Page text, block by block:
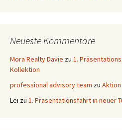
Neueste Kommentare
Mora Realty Davie zu 1.
Kollektion
professional advisory team zu Aktion
Lei zu 1. Präsentationsfahrt in neuer